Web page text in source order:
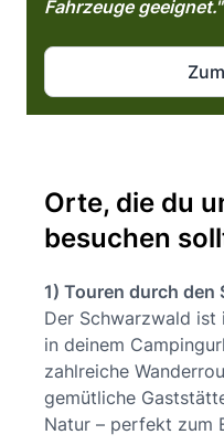
Fahrzeuge geeignet."
Orte, die du
besuchen
1) Touren durch den
Der Schwarzwald
in deinem
zahlreiche
gemütliche
Natur – perfekt zum